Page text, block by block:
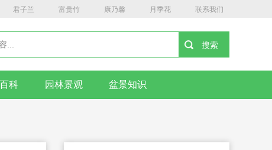
君子兰 富贵竹 康乃馨 月季花 联系我们
科 园林景观 盆景知识